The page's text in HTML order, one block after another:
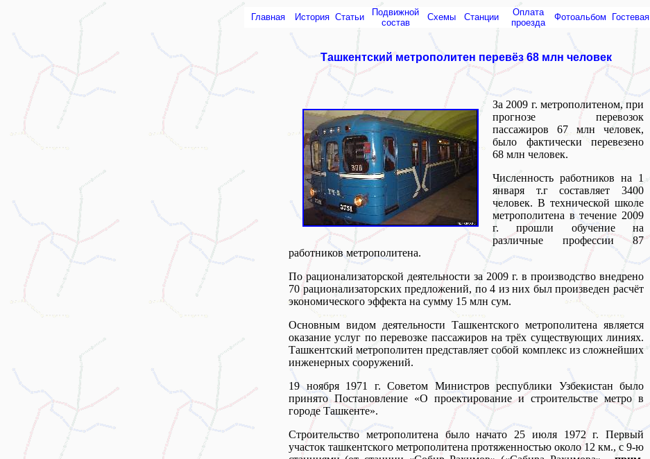
Главная История Статьи
Подвижной
состав
Схемы Cтанции
Оплата
проезда
Фотоальбом Гостевая
Ташкентский метрополитен перевёз 68 млн человек
За 2009 г. метрополитеном, при
прогнозе перевозок
пассажиров 67 млн человек,
было фактически перевезено
68 млн человек.
Численность работников на 1
января т.г составляет 3400
человек. В технической школе
метрополитена в течение 2009
г. прошли обучение на
различные профессии 87
работников метрополитена.
По рационализаторской деятельности за 2009 г. в производство внедрено
70 рационализаторских предложений, по 4 из них был произведен расчёт
экономического эффекта на сумму 15 млн сум.
Основным видом деятельности Ташкентского метрополитена является
оказание услуг по перевозке пассажиров на трёх существующих линиях.
Ташкентский метрополитен представляет собой комплекс из сложнейших
инженерных сооружений.
19 ноября 1971 г. Советом Министров республики Узбекистан было
принято Постановление «О проектирование и строительстве метро в
городе Ташкенте».
Строительство метрополитена было начато 25 июля 1972 г. Первый
участок ташкентского метрополитена протяженностью около 12 км., с 9-ю